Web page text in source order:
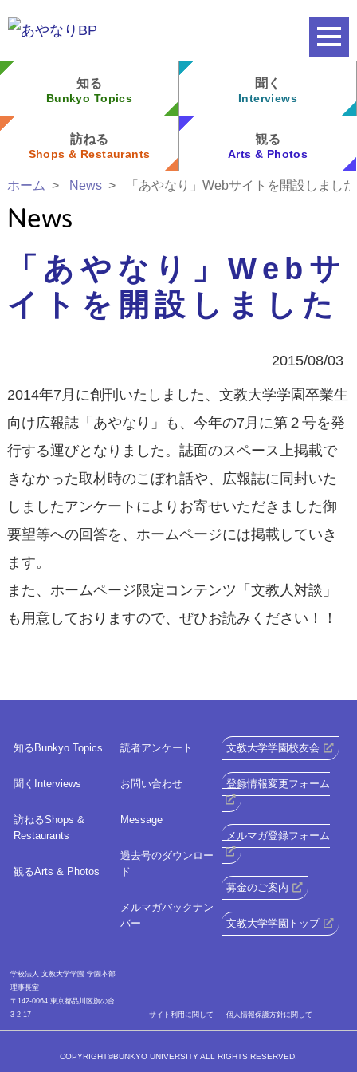
知る
Bunkyo Topics
聞く
Interviews
訪ねる
Shops & Restaurants
観る
Arts & Photos
ホーム News 「あやなり」Webサイトを開設しました
News
「あやなり」Webサ
イトを開設しました
2015/08/03
2014年7月に創刊いたしました、文教大学学園卒業生
向け広報誌「あやなり」も、今年の7月に第２号を発
行する運びとなりました。誌面のスペース上掲載で
きなかった取材時のこぼれ話や、広報誌に同封いた
しましたアンケートによりお寄せいただきました御
要望等への回答を、ホームページには掲載していき
ます。
また、ホームページ限定コンテンツ「文教人対談」
も用意しておりますので、ぜひお読みください！！
知る Bunkyo Topics
聞く Interviews
訪ねるShops &
Restaurants
観るArts & Photos
読者アンケート
お問い合わせ
Message
過去号のダウンロー
ド
メルマガバックナン
バー
文教大学学園校友会
登録情報変更フォーム
メルマガ登録フォーム
募金のご案内
文教大学学園トップ
学校法人 文教大学学園 学園本部
理事長室
〒142-0064 東京都品川区旗の台
3-2-17
サイト利⽤に関して 個人情報保護方針に関して
COPYRIGHT©BUNKYO UNIVERSITY ALL RIGHTS RESERVED.